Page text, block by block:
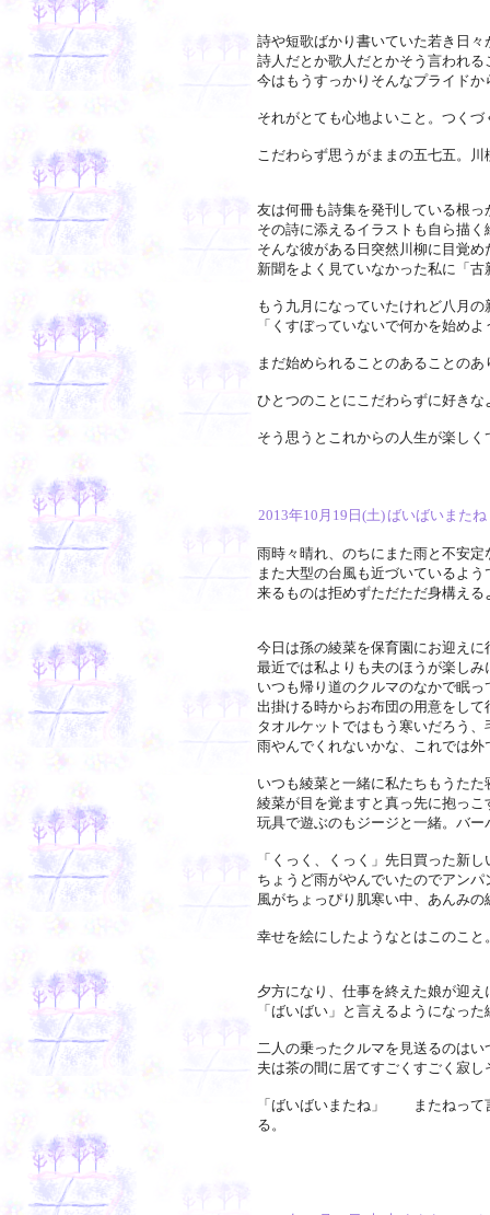
詩や短歌ばかり書いていた若き日
詩人だとか歌人だとかそう言われ
今はもうすっかりそんなプライド
それがとても心地よいこと。つく
こだわらず思うがままの五七五。
友は何冊も詩集を発刊している根
その詩に添えるイラストも自ら描
そんな彼がある日突然川柳に目覚め
新聞をよく見ていなかった私に「
もう九月になっていたけれど八月
「くすぼっていないで何かを始め
まだ始められることのあることのあ
ひとつのことにこだわらずに好き
そう思うとこれからの人生が楽し
2013年10月19日(土) ばいばいまたね
雨時々晴れ、のちにまた雨と不安定
また大型の台風も近づいているよ
来るものは拒めずただただ身構え
今日は孫の綾菜を保育園にお迎えに
最近では私よりも夫のほうが楽し
いつも帰り道のクルマのなかで眠
出掛ける時からお布団の用意をして
タオルケットではもう寒いだろう
雨やんでくれないかな、これでは
いつも綾菜と一緒に私たちもうた
綾菜が目を覚ますと真っ先に抱っ
玩具で遊ぶのもジージと一緒。バ
「くっく、くっく」先日買った新
ちょうど雨がやんでいたのでアン
風がちょっぴり肌寒い中、あんみ
幸せを絵にしたようなとはこのこ
夕方になり、仕事を終えた娘が迎
「ばいばい」と言えるようになっ
二人の乗ったクルマを見送るのはい
夫は茶の間に居てすごくすごく寂
「ばいばいまたね」 またねって
る。